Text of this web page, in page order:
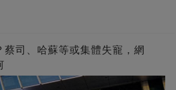
蔡司、哈蘇等或集體失寵，網